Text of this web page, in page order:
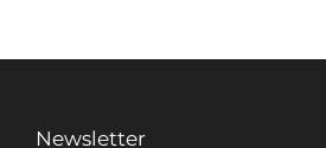
Newsletter